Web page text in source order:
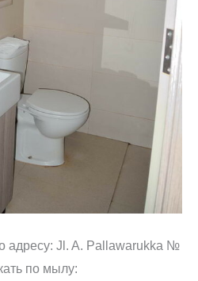
адресу: Jl. A. Pallawarukka №
по мылу: